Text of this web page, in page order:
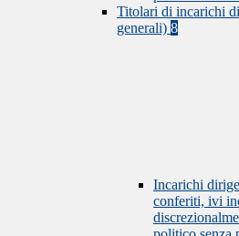
Titolari di incarichi
generali) 8
Incarichi
conferiti, ivi